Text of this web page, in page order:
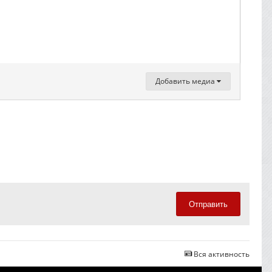
Добавить медиа
Отправить
Вся активность